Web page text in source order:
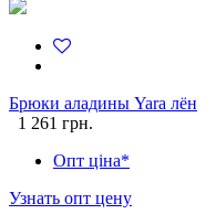
Брюки аладины Yara лён
1 261 грн.
Опт ціна*
Узнать опт цену